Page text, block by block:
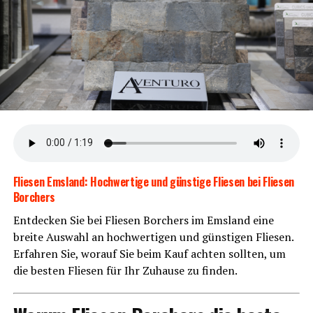
Der war­tungs­ar­me Rie­men­an­trieb garan­tiert vie­le sor­
gen­freie und kom­for­ta­ble Kilo­me­ter. Kei­ne Ket­te bedeu­
tet weni­ger War­tung und mehr Fahrspaß.
Flie­sen Ems­land: Hoch­wer­ti­ge und güns­ti­ge Flie­sen bei Flie­sen
Borchers
Ent­de­cken Sie bei Flie­sen Bor­chers im Ems­land eine
brei­te Aus­wahl an hoch­wer­ti­gen und güns­ti­gen Flie­sen.
Erfah­ren Sie, wor­auf Sie beim Kauf ach­ten soll­ten, um
die bes­ten Flie­sen für Ihr Zuhau­se zu finden.